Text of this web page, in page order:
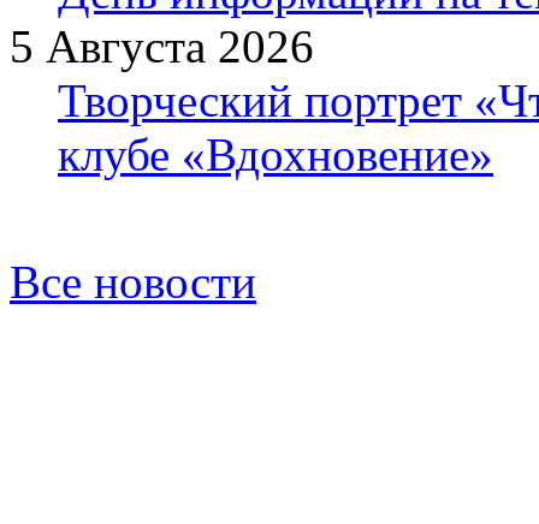
5 Августа 2026
Творческий портрет
клубе «Вдохновение»
Все новости